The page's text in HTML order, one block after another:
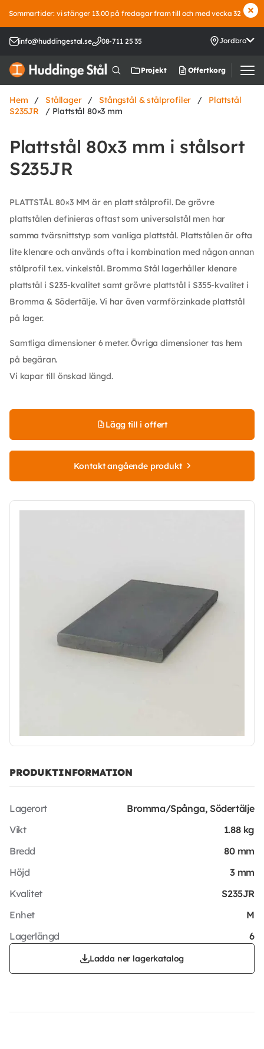
Sommartider: vi stänger 13.00 på fredagar fram till och med vecka 32
info@huddingestal.se 08-711 25 35 Jordbro
Projekt Offertkorg
Hem / Stållager / Stångstål & stålprofiler /
Plattstål
S235JR
/ Plattstål 80×3 mm
Plattstål 80x3 mm i stålsort
S235JR
PLATTSTÅL 80×3 MM är en platt stålprofil. De grövre
plattstålen definieras oftast som universalstål men har
samma tvärsnittstyp som vanliga plattstål. Plattstålen är ofta
lite klenare och används ofta i kombination med någon annan
stålprofil t.ex. vinkelstål. Bromma Stål lagerhåller klenare
plattstål i S235-kvalitet samt grövre plattstål i S355-kvalitet i
Bromma & Södertälje. Vi har även varmförzinkade plattstål
på lager.
Samtliga dimensioner 6 meter. Övriga dimensioner tas hem
på begäran.
Vi kapar till önskad längd.
Lägg till i offert
Kontakt angående produkt
PRODUKTINFORMATION
Lagerort
Bromma/Spånga, Södertälje
Vikt
1.88 kg
Bredd
80 mm
Höjd
3 mm
Kvalitet
S235JR
Enhet
M
Lagerlängd
6
Ladda ner lagerkatalog